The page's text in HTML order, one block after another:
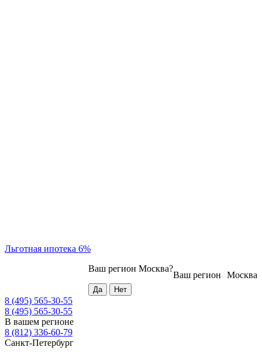
Льготная ипотека 6%
Москва
Ваш регион
Ваш регион Москва?
8 (495) 565-30-55
8 (495) 565-30-55
В вашем регионе
8 (812) 336-60-79
Санкт-Петербург